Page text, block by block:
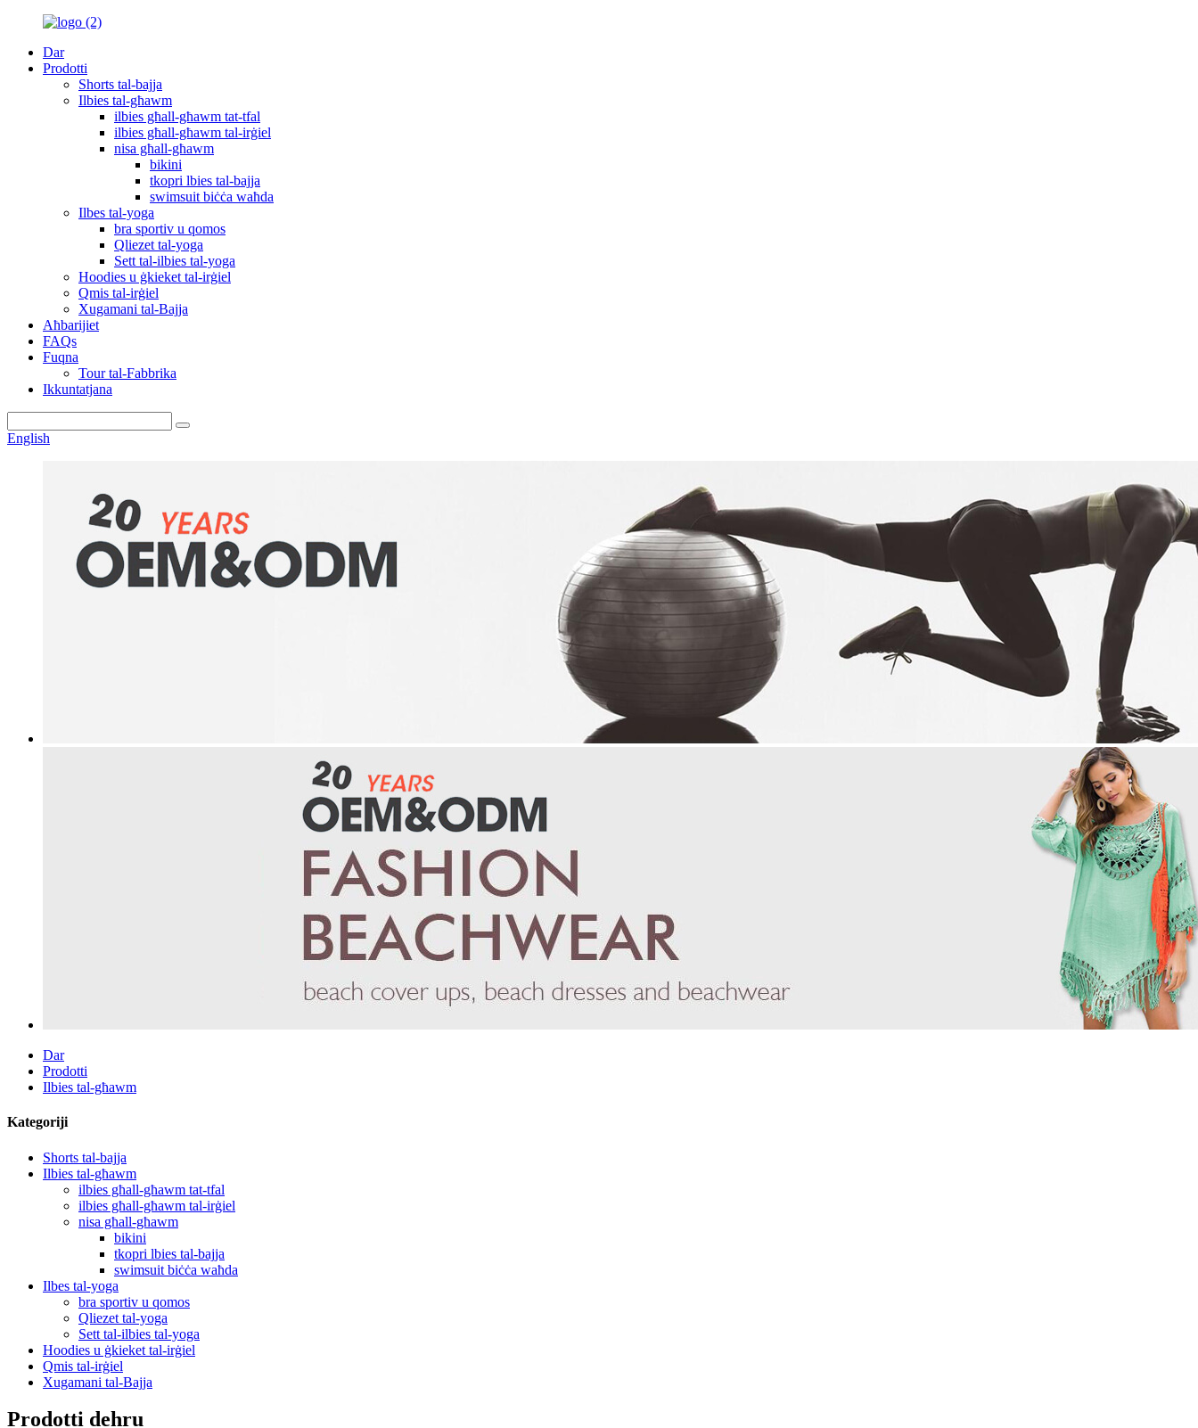
Dar
Prodotti
Shorts tal-bajja
Ilbies tal-għawm
ilbies għall-għawm tat-tfal
ilbies għall-għawm tal-irġiel
nisa għall-għawm
bikini
tkopri lbies tal-bajja
swimsuit biċċa waħda
Ilbes tal-yoga
bra sportiv u qomos
Qliezet tal-yoga
Sett tal-ilbies tal-yoga
Hoodies u ġkieket tal-irġiel
Qmis tal-irġiel
Xugamani tal-Bajja
Aħbarijiet
FAQs
Fuqna
Tour tal-Fabbrika
Ikkuntatjana
English
Dar
Prodotti
Ilbies tal-għawm
Kategoriji
Shorts tal-bajja
Ilbies tal-għawm
ilbies għall-għawm tat-tfal
ilbies għall-għawm tal-irġiel
nisa għall-għawm
bikini
tkopri lbies tal-bajja
swimsuit biċċa waħda
Ilbes tal-yoga
bra sportiv u qomos
Qliezet tal-yoga
Sett tal-ilbies tal-yoga
Hoodies u ġkieket tal-irġiel
Qmis tal-irġiel
Xugamani tal-Bajja
Prodotti dehru